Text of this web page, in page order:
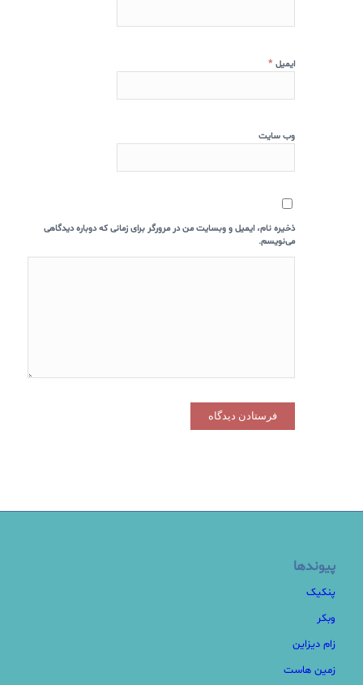
ایمیل *
وب‌ سایت
ذخیره نام، ایمیل و وبسایت من در مرورگر برای زمانی که دوباره دیدگاهی
می‌نویسم.
پیوندها
پنکیک
وبکر
زام دیزاین
زمین هاست